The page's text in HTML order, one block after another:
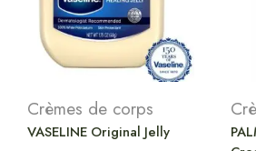
Crèmes de corps
VASELINE Original Jelly